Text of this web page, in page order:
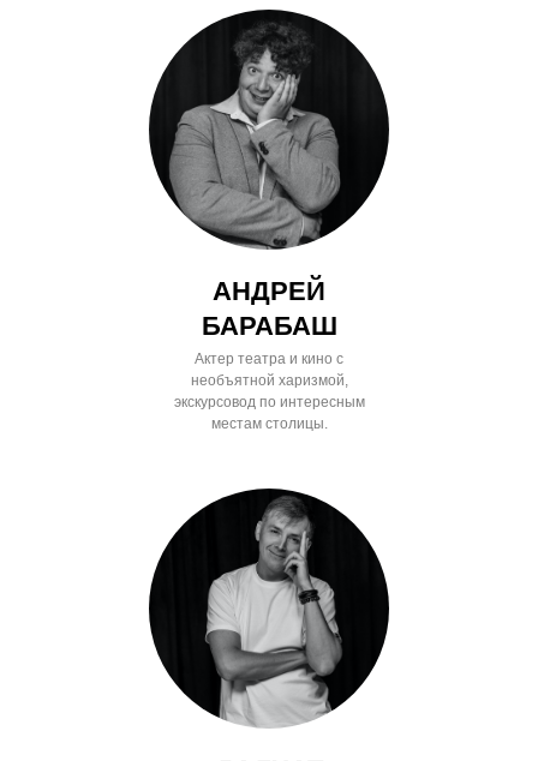
АНДРЕЙ
БАРАБАШ
Актер театра и кино с
необъятной харизмой,
экскурсовод по интересным
местам столицы.